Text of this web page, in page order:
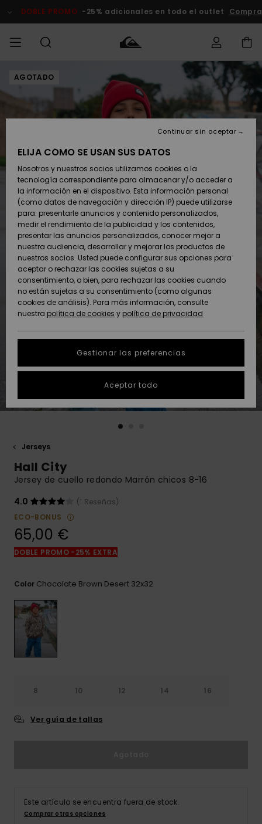
del
DOBLE PROMO -25% adicionales en todo el outlet
HOMBRE Ropa
Zapatos y
chanclas
Surf
Snow
Novedades
Destacados
Ropa
Zapatos y
chanclas
Surf
Snow
Novedades
Destacados
Shop
Destacados
Snow
SURF
Surf Shop
Hombre
Highlights
Comunidad
SNOW
Tienda
Snow
Hombre
Snow Niños
Tienda
Snow Mujer
Destacados
Comunidad
DOBLE
PROMO
Outlet
Hombre
Outlet
Mujer
AYUDA &
CONTACTO
Accede a tu
pedido
Envio
Devoluciones
Pago
Tarjeta de
regalo
Quiksilver
Freedom
Protección de
datos
personales
Inicia una
conversación
la respuesta
más rápida a
respuestas a
las preguntas
nuestro
SOSTENIBILIDAD
AGOTADO
Jerseys
Hall City
Jersey de cuello redondo Marrón chicos 8-16
4.0
(1 Reseñas)
ECO-BONUS
65,00 €
DOBLE PROMO -25% EXTRA
Color Chocolate Brown Desert 32x32
8 10 12 14 16
Ver guía de tallas
Este artículo se encuentra fuera de stock.
Comprar otras opciones
ELIJA CÓMO SE USAN SUS DATOS
Nosotros y nuestros socios utilizamos cookies o la
tecnología correspondiente para almacenar y/o acceder a
la información en el dispositivo. Esta información personal
(como datos de navegación y dirección IP) puede utilizarse
para: presentarle anuncios y contenido personalizados,
medir el rendimiento de la publicidad y los contenidos,
presentar las anuncios personalizados, conocer mejor a
nuestra audiencia, desarrollar y mejorar los productos de
nuestros socios. Usted puede configurar sus opciones para
aceptar o rechazar las cookies sujetas a su
consentimiento, o bien, para rechazar las cookies cuando
no están sujetas a su consentimiento (como algunas
cookies de análisis). Para más información, consulte
nuestra política de cookies y política de privacidad
Gestionar las preferencias
Continuar sin aceptar
Aceptar todo